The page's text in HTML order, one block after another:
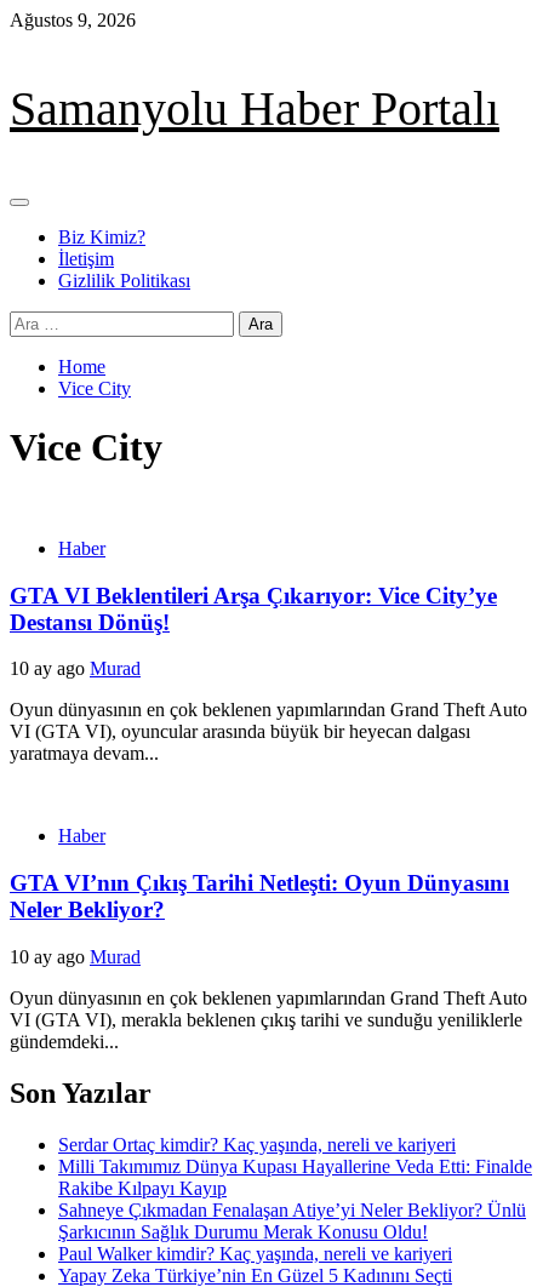
Skip
Ağustos 9, 2026
Samanyolu Haber Portalı
Primary
Biz Kimiz?
İletişim
Gizlilik Politikası
Arama:
Home
Vice City
Vice City
Haber
GTA VI Beklentileri Arşa Çıkarıyor: Vice City’ye
Destansı Dönüş!
10 ay ago Murad
Oyun dünyasının en çok beklenen yapımlarından Grand Theft Auto
VI (GTA VI), oyuncular arasında büyük bir heyecan dalgası
yaratmaya devam...
Haber
GTA VI’nın Çıkış Tarihi Netleşti: Oyun Dünyasını
Neler Bekliyor?
10 ay ago Murad
Oyun dünyasının en çok beklenen yapımlarından Grand Theft Auto
VI (GTA VI), merakla beklenen çıkış tarihi ve sunduğu yeniliklerle
gündemdeki...
Son Yazılar
Serdar Ortaç kimdir? Kaç yaşında, nereli ve kariyeri
Milli Takımımız Dünya Kupası Hayallerine Veda Etti: Finalde
Rakibe Kılpayı Kayıp
Sahneye Çıkmadan Fenalaşan Atiye’yi Neler Bekliyor? Ünlü
Şarkıcının Sağlık Durumu Merak Konusu Oldu!
Paul Walker kimdir? Kaç yaşında, nereli ve kariyeri
Yapay Zeka Türkiye’nin En Güzel 5 Kadınını Seçti